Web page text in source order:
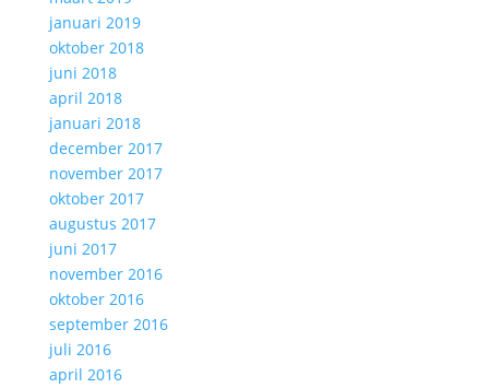
januari 2019
oktober 2018
juni 2018
april 2018
januari 2018
december 2017
november 2017
oktober 2017
augustus 2017
juni 2017
november 2016
oktober 2016
september 2016
juli 2016
april 2016